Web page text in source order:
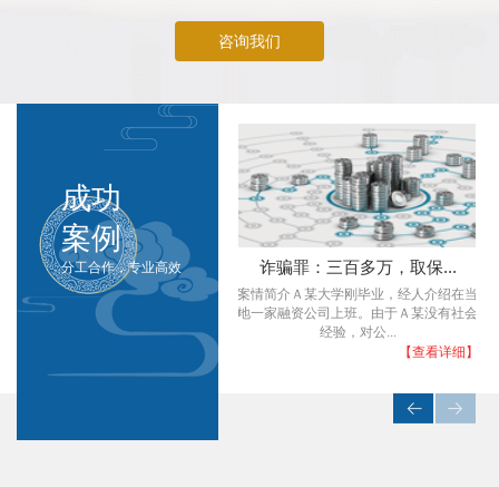
咨询我们
成功
案例
分工合作，专业高效
强奸罪：轮奸，取保，撤...
根据被害人小丽(化名)的笔录，张三等人
胁迫她强行在酒店开房发生性关系，人单
势薄的她在...
【查看详细】
诈骗罪：三百多万，取保...
案情简介Ａ某大学刚毕业，经人介绍在当
地一家融资公司上班。由于Ａ某没有社会
经验，对公...
【查看详细】